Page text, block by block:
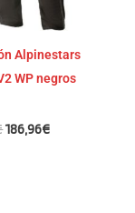
Alpinestars
WP negros
186,96€